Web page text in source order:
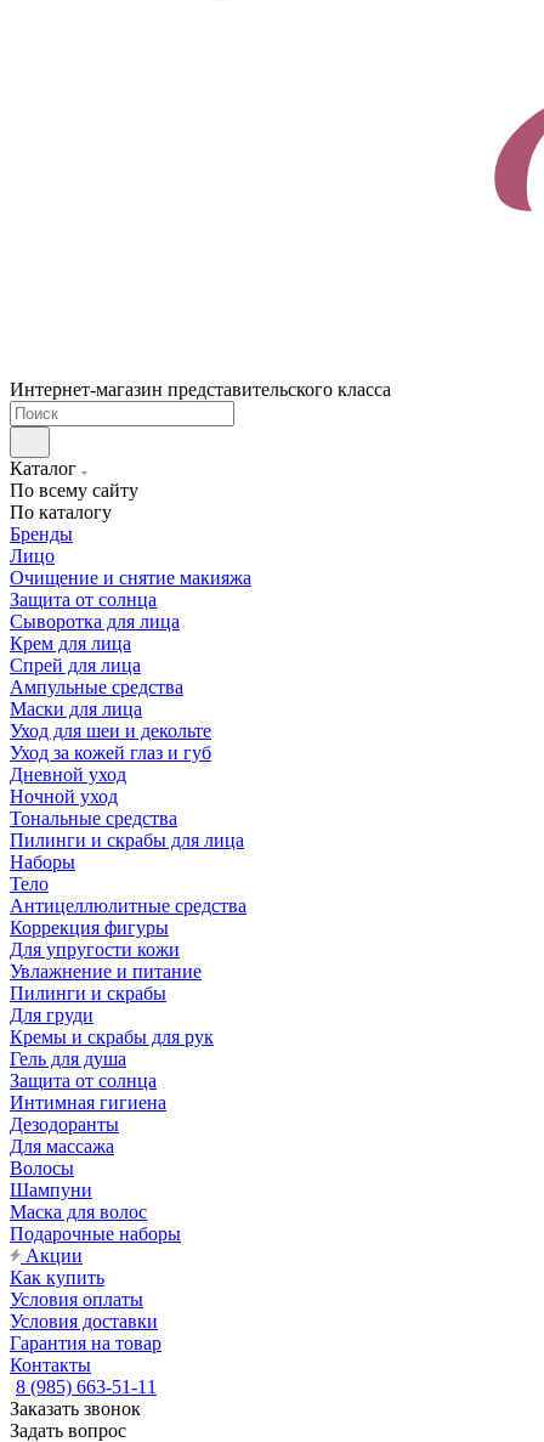
Интернет-магазин представительского класса
Каталог
По всему сайту
По каталогу
Бренды
Лицо
Очищение и снятие макияжа
Защита от солнца
Сыворотка для лица
Крем для лица
Спрей для лица
Ампульные средства
Маски для лица
Уход для шеи и декольте
Уход за кожей глаз и губ
Дневной уход
Ночной уход
Тональные средства
Пилинги и скрабы для лица
Наборы
Тело
Антицеллюлитные средства
Коррекция фигуры
Для упругости кожи
Увлажнение и питание
Пилинги и скрабы
Для груди
Кремы и скрабы для рук
Гель для душа
Защита от солнца
Интимная гигиена
Дезодоранты
Для массажа
Волосы
Шампуни
Маска для волос
Подарочные наборы
Акции
Как купить
Условия оплаты
Условия доставки
Гарантия на товар
Контакты
8 (985) 663-51-11
Заказать звонок
Задать вопрос